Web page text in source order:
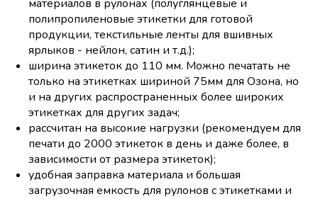
материалов в рулонах (полуглянцевые и
полипропиленовые этикетки для готовой
продукции, текстильные ленты для вшивных
ярлыков - нейлон, сатин и т.д.);
ширина этикеток до 110 мм. Можно печатать не
только на этикетках шириной 75мм для Озона, но
и на других распространенных более широких
этикетках для других задач;
рассчитан на высокие нагрузки (рекомендуем для
печати до 2000 этикеток в день и даже более, в
зависимости от размера этикеток);
удобная заправка материала и большая
загрузочная емкость для рулонов с этикетками и